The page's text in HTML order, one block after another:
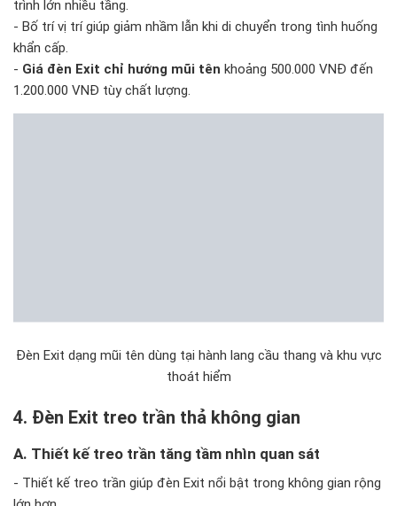
trình lớn nhiều tầng.
- Bố trí vị trí giúp giảm nhầm lẫn khi di chuyển trong tình huống
khẩn cấp.
- Giá đèn Exit chỉ hướng mũi tên khoảng 500.000 VNĐ đến
1.200.000 VNĐ tùy chất lượng.
Đèn Exit dạng mũi tên dùng tại hành lang cầu thang và khu vực
thoát hiểm
4. Đèn Exit treo trần thả không gian
A. Thiết kế treo trần tăng tầm nhìn quan sát
- Thiết kế treo trần giúp đèn Exit nổi bật trong không gian rộng